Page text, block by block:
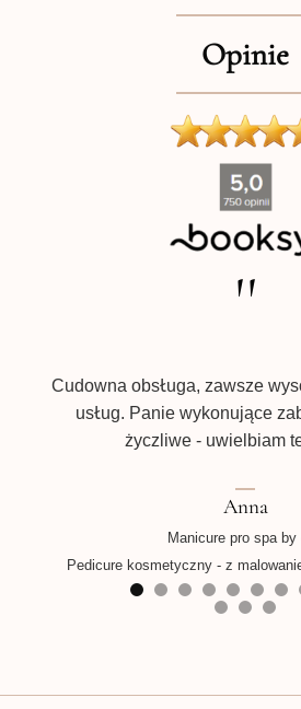
Opinie
''
Cudowna obsługa, zawsze
usług. Panie wykonujące
życzliwe - uwielbiam
Anna
Manicure pro spa by
Pedicure kosmetyczny - z